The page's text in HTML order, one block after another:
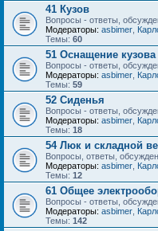
41 Кузов
Вопросы - ответы,
Модераторы: asbimer
Темы: 60
51 Оснащение кузова
Вопросы - ответы,
Модераторы: asbimer
Темы: 59
52 Сиденья
Вопросы - ответы,
Модераторы: asbimer
Темы: 18
54 Люк и складной
Вопросы, ответы,
Модераторы: asbimer
Темы: 12
61 Общее
Вопросы - ответы,
Модераторы: asbimer
Темы: 142